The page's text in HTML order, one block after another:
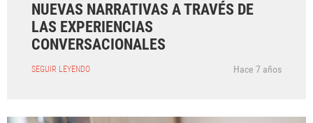
NUEVAS NARRATIVAS A TRAVÉS DE
LAS EXPERIENCIAS
CONVERSACIONALES
SEGUIR LEYENDO Hace 7 años